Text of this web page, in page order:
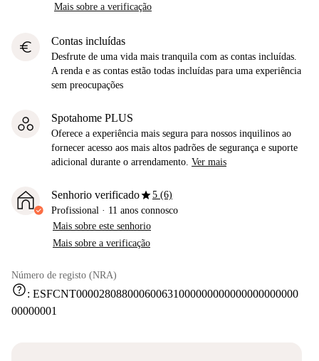
Mais sobre a verificação
euro Contas incluídas
Desfrute de uma vida mais tranquila com as contas incluídas.
A renda e as contas estão todas incluídas para uma experiência
sem preocupações
Spotahome PLUS
Oferece a experiência mais segura para nossos inquilinos ao
fornecer acesso aos mais altos padrões de segurança e suporte
adicional durante o arrendamento. Ver mais
Senhorio verificadostar5 (6)
Profissional · 11 anos connosco
Mais sobre este senhorio
Mais sobre a verificação
Número de registo (NRA)
help: ESFCNT000028088000600631000000000000000000000
00000001